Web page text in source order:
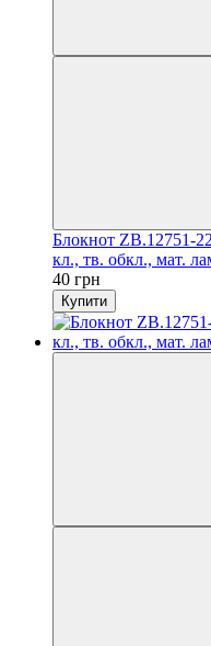
Блокнот ZB.12751-
кл., тв. обкл., мат.
40 грн
Купити